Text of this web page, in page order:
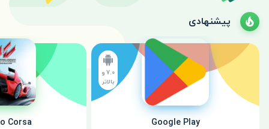
پیشنهادی
Google Play
7.0 و
بالاتر
Corsa